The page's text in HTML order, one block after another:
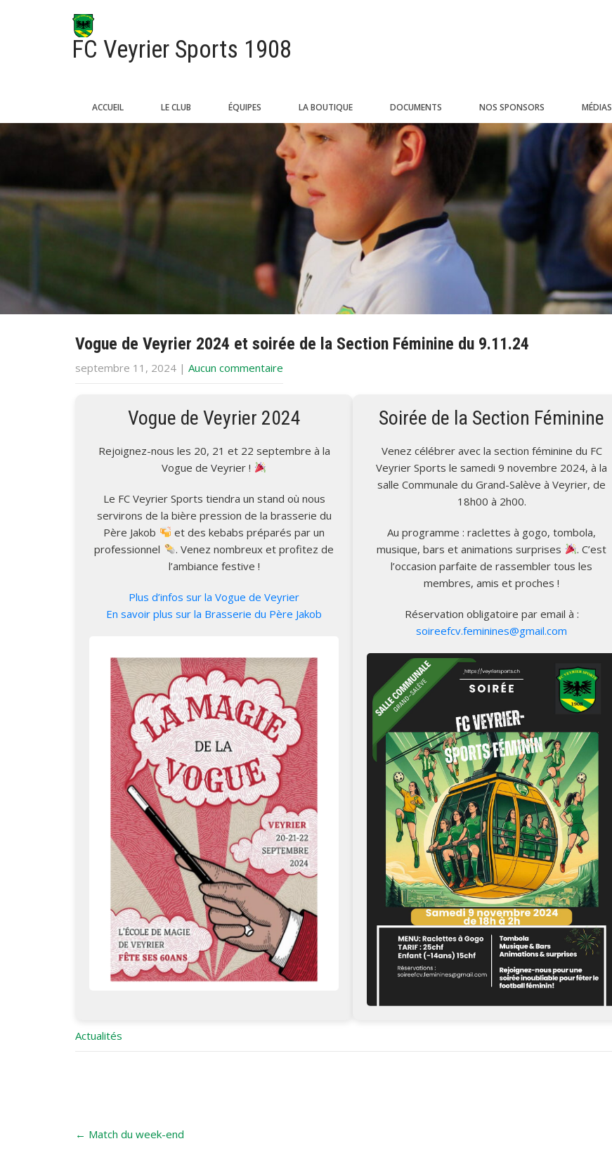
FC Veyrier Sports 1908
ACCUEIL LE CLUB ÉQUIPES LA BOUTIQUE DOCUMENTS NOS SPONSORS MÉDIAS
Vogue de Veyrier 2024 et soirée de la Section Féminine du 9.11.24
septembre 11, 2024 | Aucun commentaire
Vogue de Veyrier 2024
Rejoignez-nous les 20, 21 et 22 septembre à la
Vogue de Veyrier !
Le FC Veyrier Sports tiendra un stand où nous
servirons de la bière pression de la brasserie du
Père Jakob
et des kebabs préparés par un
professionnel
. Venez nombreux et profitez de
l’ambiance festive !
Plus d’infos sur la Vogue de Veyrier
En savoir plus sur la Brasserie du Père Jakob
Soirée de la Section Féminine
Venez célébrer avec la section féminine du FC
Veyrier Sports le samedi 9 novembre 2024, à la
salle Communale du Grand-Salève à Veyrier, de
18h00 à 2h00.
Au programme : raclettes à gogo, tombola,
musique, bars et animations surprises
. C’est
l’occasion parfaite de rassembler tous les
membres, amis et proches !
Réservation obligatoire par email à :
soireefcv.feminines@gmail.com
Actualités
navigation
← Match du week-end